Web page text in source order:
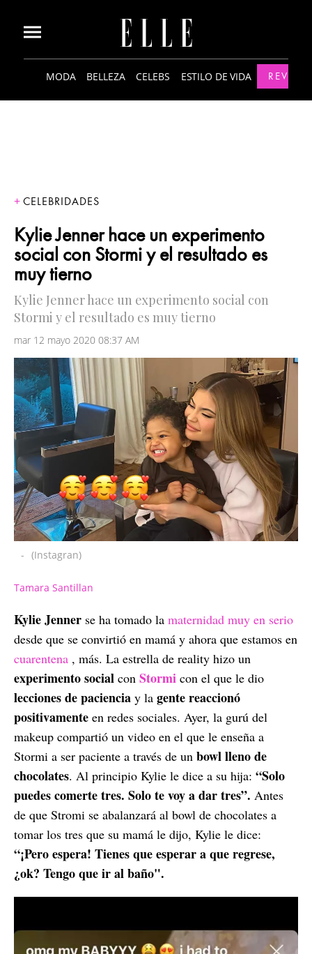
MODA BELLEZA CELEBS ESTILO DE VIDA
CELEBRIDADES
Kylie Jenner hace un experimento
social con Stormi y el resultado es
muy tierno
Kylie Jenner hace un experimento social con
Stormi y el resultado es muy tierno
mar 12 mayo 2020 08:37 AM
- (Instagran)
Tamara Santillan
Kylie Jenner se ha tomado la maternidad muy en serio
desde que se convirtió en mamá y ahora que estamos en
cuarentena , más. La estrella de reality hizo un
experimento social con Stormi con el que le dio
lecciones de paciencia y la gente reaccionó
positivamente en redes sociales. Ayer, la gurú del
makeup compartió un video en el que le enseña a
Stormi a ser paciente a través de un bowl lleno de
chocolates. Al principio Kylie le dice a su hija: “Solo
puedes comerte tres. Solo te voy a dar tres”. Antes
de que Stromi se abalanzará al bowl de chocolates a
tomar los tres que su mamá le dijo, Kylie le dice:
“¡Pero espera! Tienes que esperar a que regrese,
¿ok? Tengo que ir al baño".